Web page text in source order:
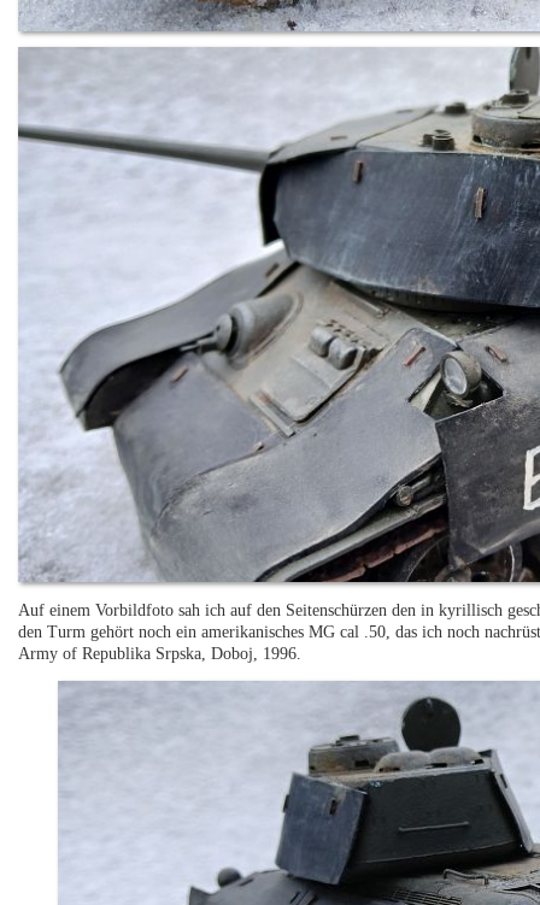
Auf einem Vorbildfoto sah ich auf den Seitenschürzen den in kyrillisch
den Turm gehört noch ein amerikanisches MG cal .50, das ich noch
Army of Republika Srpska, Doboj, 1996.